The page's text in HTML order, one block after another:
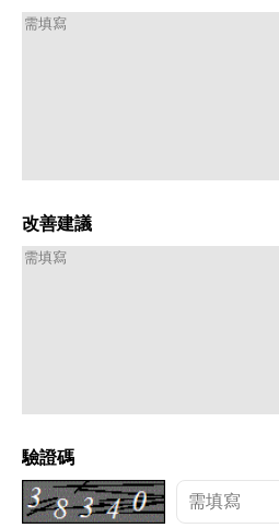
改善建議
驗證碼